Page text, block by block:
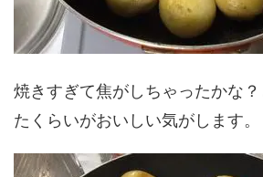
焼きすぎて焦がしちゃったかな
たくらいがおいしい気がします。